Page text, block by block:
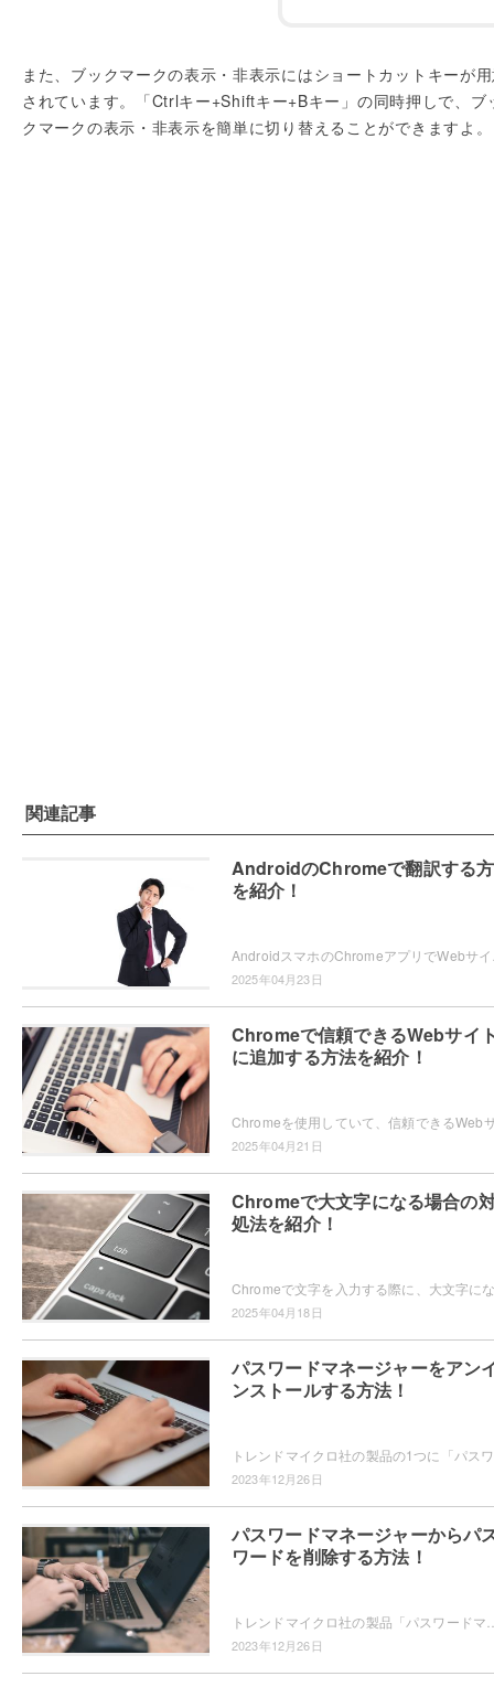
また、ブックマークの表示・非表示にはショートカットキーが
されています。「Ctrlキー+Shiftキー+Bキー」の同時押しで、ブ
クマークの表示・非表示を簡単に切り替えることができますよ。
関連記事
AndroidのChromeで翻訳する
を紹介！
2025年04月23日
Chromeで信頼できるWebサイ
に追加する方法を紹介！
2025年04月21日
Chromeで大文字になる場合の
処法を紹介！
2025年04月18日
パスワードマネージャーをアン
ンストールする方法！
2023年12月26日
パスワードマネージャーからパ
ワードを削除する方法！
2023年12月26日